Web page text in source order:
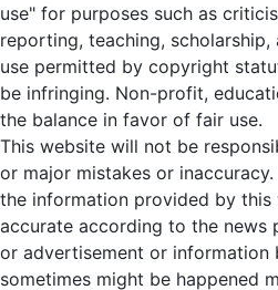
use" for purposes such as
reporting, teaching, scholarship,
use permitted by copyright
be infringing. Non-profit,
the balance in favor of fair use.
This website will not be
or major mistakes or
the information provided by this
accurate according to the news
or advertisement or information
sometimes might be happened